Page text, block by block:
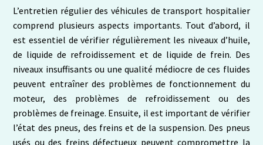
L’entretien régulier des véhicules de transport hospitalier
comprend plusieurs aspects importants. Tout d’abord, il
est essentiel de vérifier régulièrement les niveaux d’huile,
de liquide de refroidissement et de liquide de frein. Des
niveaux insuffisants ou une qualité médiocre de ces fluides
peuvent entraîner des problèmes de fonctionnement du
moteur, des problèmes de refroidissement ou des
problèmes de freinage. Ensuite, il est important de vérifier
l’état des pneus, des freins et de la suspension. Des pneus
usés ou des freins défectueux peuvent compromettre la